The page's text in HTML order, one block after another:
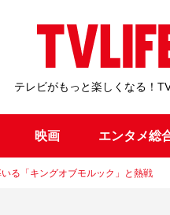
テレビがもっと楽しくなる！
映画 エンタメ総
る「キングオブモルック」と熱戦